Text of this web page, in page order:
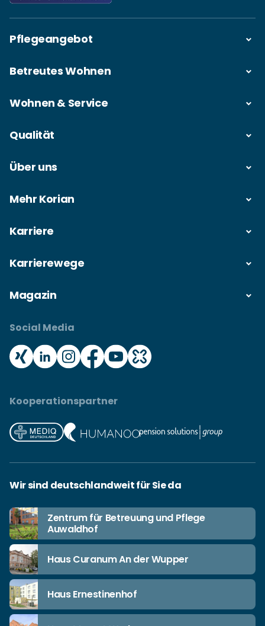
Pflegeangebot
Betreutes Wohnen
Wohnen & Service
Qualität
Über uns
Mehr Korian
Karriere
Karrierewege
Magazin
Social Media
Kooperationspartner
Wir sind deutschlandweit für Sie da
Zentrum für Betreuung und Pflege
Auwaldhof
Haus Curanum An der Wupper
Haus Ernestinenhof